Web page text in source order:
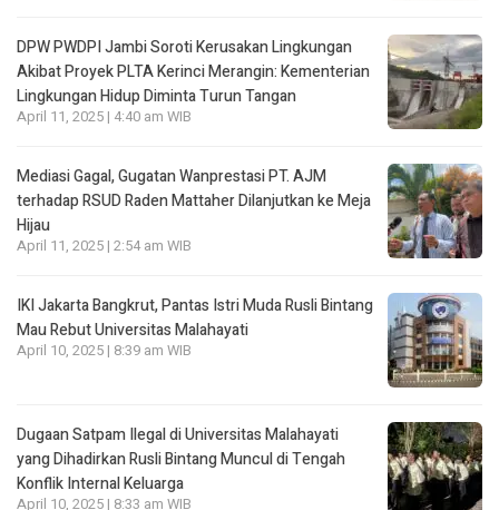
DPW PWDPI Jambi Soroti Kerusakan Lingkungan
Akibat Proyek PLTA Kerinci Merangin: Kementerian
Lingkungan Hidup Diminta Turun Tangan
April 11, 2025 | 4:40 am WIB
Mediasi Gagal, Gugatan Wanprestasi PT. AJM
terhadap RSUD Raden Mattaher Dilanjutkan ke Meja
Hijau
April 11, 2025 | 2:54 am WIB
IKI Jakarta Bangkrut, Pantas Istri Muda Rusli Bintang
Mau Rebut Universitas Malahayati
April 10, 2025 | 8:39 am WIB
Dugaan Satpam Ilegal di Universitas Malahayati
yang Dihadirkan Rusli Bintang Muncul di Tengah
Konflik Internal Keluarga
April 10, 2025 | 8:33 am WIB